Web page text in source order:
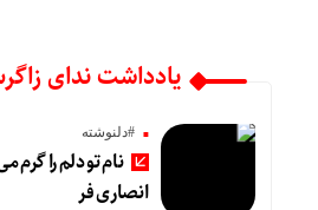
یادداشت ندای
#دلنوشته
نام تو دلم را
انصاری فر